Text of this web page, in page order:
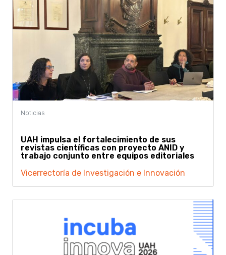
UAH impulsa el fortalecimiento de sus
revistas científicas con proyecto ANID y
trabajo conjunto entre equipos editoriales
Vicerrectoría de Investigación e Innovación